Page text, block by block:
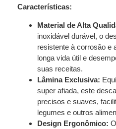
Características:
Material de Alta
inoxidável durável, o
resistente à corrosão e
longa vida útil e
suas receitas.
Lâmina Exclusiva:
super afiada, este
precisos e suaves,
legumes e outros
Design Ergonômico: